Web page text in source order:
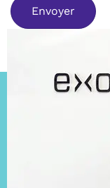
Envoyer